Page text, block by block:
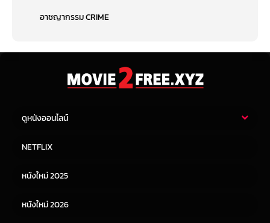
อาชญากรรม CRIME
ดูหนังออนไลน์
หนังจีน
NETFLIX
หนังใหม่ 2025
หนังใหม่ 2026